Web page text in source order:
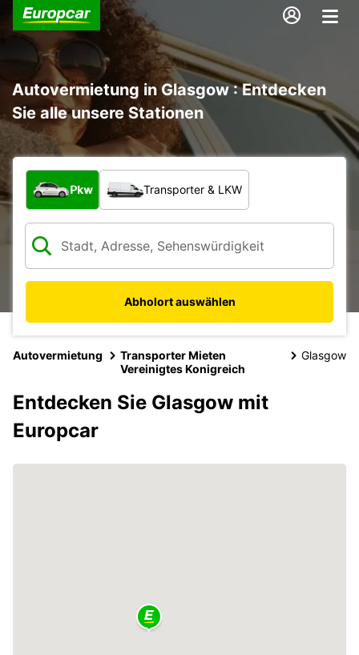
Autovermietung in Glasgow : Entdecken
Sie alle unsere Stationen
Welche Art von Fahrzeug?
Pkw Transporter & LKW
Abholort auswählen
Autovermietung
Transporter Mieten
Vereinigtes Konigreich
Glasgow
Entdecken Sie Glasgow mit
Europcar